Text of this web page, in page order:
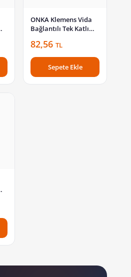
ONKA Klemens Vida
Bağlantılı Tek Katlı
82,56 TL
Sepete Ekle